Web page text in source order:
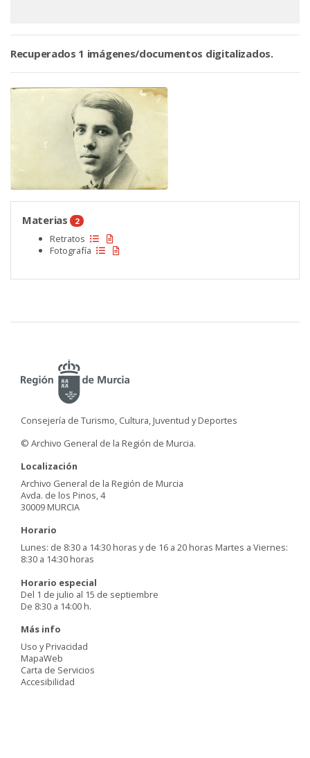
Recuperados 1 imágenes/documentos digitalizados.
Materias 2
Retratos
Fotografía
Consejería de Turismo, Cultura, Juventud y Deportes
© Archivo General de la Región de Murcia.
Localización
Archivo General de la Región de Murcia
Avda. de los Pinos, 4
30009 MURCIA
Horario
Lunes: de 8:30 a 14:30 horas y de 16 a 20 horas Martes a Viernes:
8:30 a 14:30 horas
Horario especial
Del 1 de julio al 15 de septiembre
De 8:30 a 14:00 h.
Más info
Uso y Privacidad
MapaWeb
Carta de Servicios
Accesibilidad